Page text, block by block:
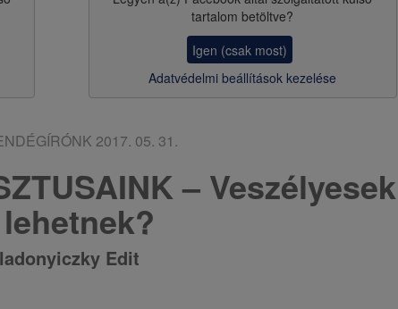
g
c
i
tartalom betöltve?
Igen (csak most)
Adatvédelmi beállítások kezelése
2017. 05. 31.
– Veszélyesek
Edit